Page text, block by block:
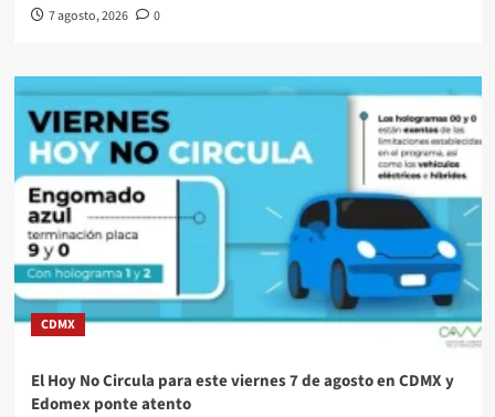
7 agosto, 2026 0
CDMX
El Hoy No Circula para este viernes 7 de agosto en CDMX y
Edomex ponte atento